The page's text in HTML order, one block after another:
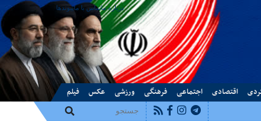
درباره ماتماس با ماپیوندها
اقتصادی اجتماعی فرهنگی ورزشی عکس فیلم